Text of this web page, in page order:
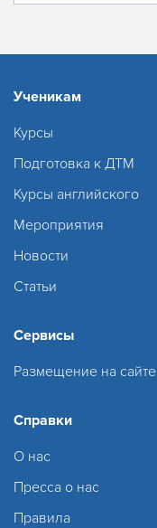
Ученикам
Курсы
Подготовка к ДТМ
Курсы английского
Мероприятия
Новости
Статьи
Сервисы
Размещение на сайте
Справки
О нас
Пресса о нас
Правила